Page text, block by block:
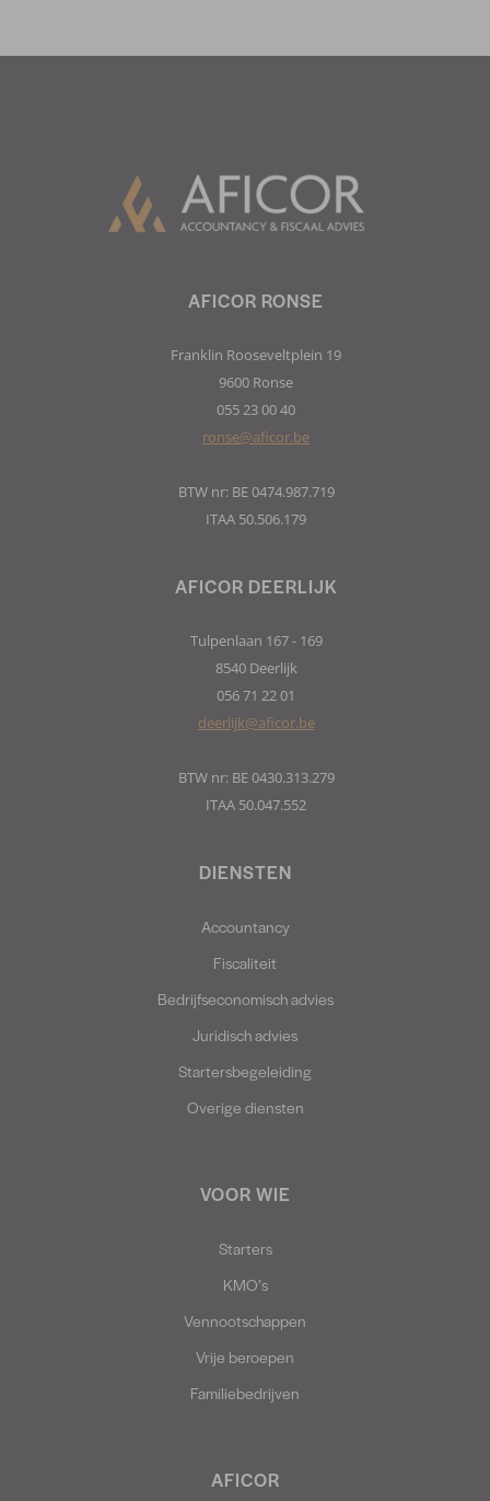
DIENSTEN
Accountancy
Fiscaliteit
Bedrijfseconomisch advies
Juridisch advies
Startersbegeleiding
Overige diensten
VOOR WIE
Starters
KMO’s
Vennootschappen
Vrije beroepen
Familiebedrijven
AFICOR
AFICOR DEERLIJK
Tulpenlaan 167 - 169
8540 Deerlijk
056 71 22 01
deerlijk@aficor.be
BTW nr: BE 0430.313.279
ITAA 50.047.552
AFICOR RONSE
Franklin Rooseveltplein 19
9600 Ronse
055 23 00 40
ronse@aficor.be
BTW nr: BE 0474.987.719
ITAA 50.506.179